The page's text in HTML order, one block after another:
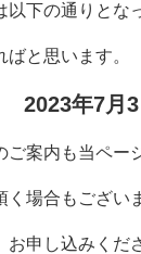
以下の通りとな
と思います。
2023年7月
案内も当ペー
く場合もござい
申し込みくだ